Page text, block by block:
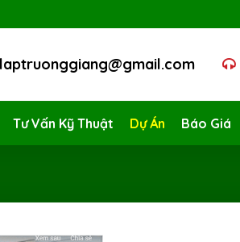
Tư Vấn Kỹ Thuật Dự Án Báo Giá